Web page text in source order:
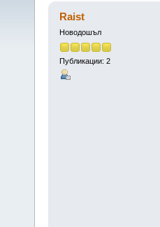
Raist
Новодошъл
Публикации: 2